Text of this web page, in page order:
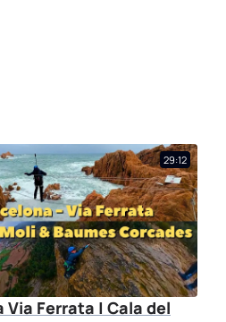
29:12
Via Ferrata | Cala del